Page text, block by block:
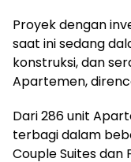
Proyek dengan
saat ini sedang
konstruksi, dan
Apartemen,
Dari 286 unit
terbagi dalam
Couple Suites dan